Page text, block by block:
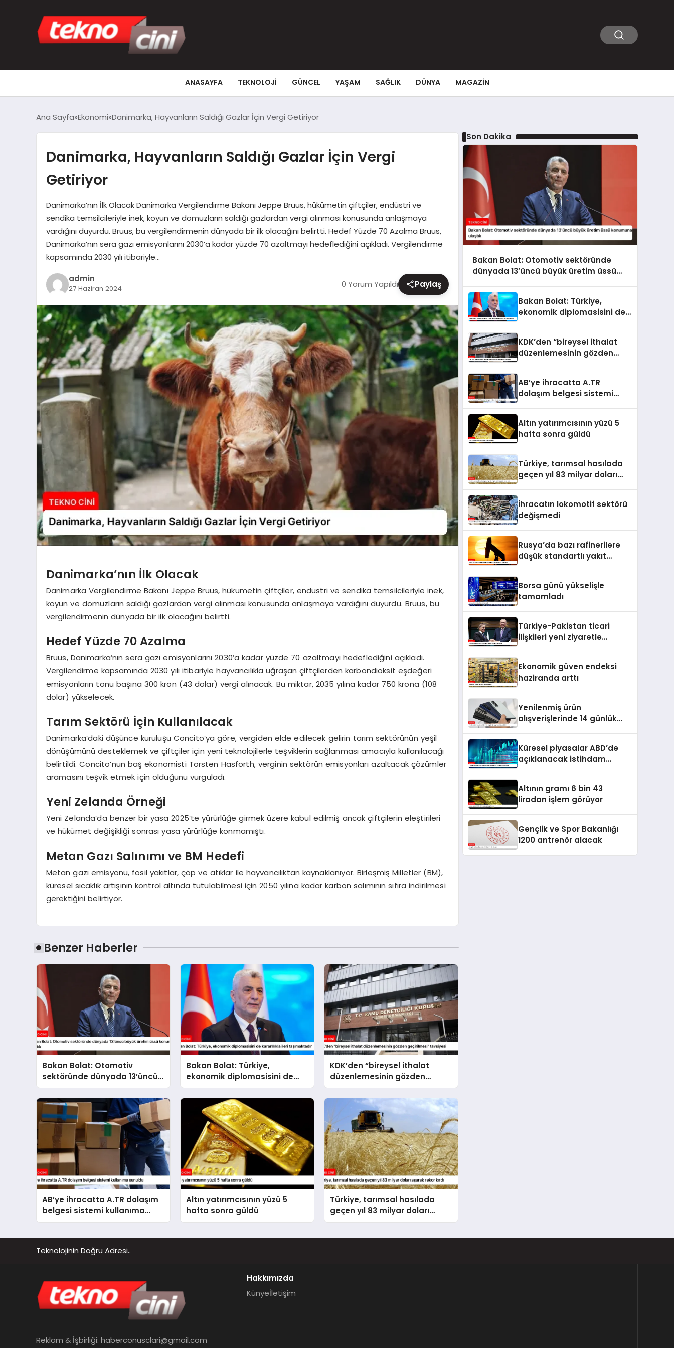
ANASAYFA TEKNOLOJI GÜNCEL YAŞAM SAĞLIK DÜNYA MAGAZIN
Ana Sayfa Ekonomi Danimarka, Hayvanların Saldığı Gazlar İçin Vergi Getiriyor
Danimarka, Hayvanların Saldığı Gazlar İçin Vergi
Getiriyor
Danimarka’nın İlk Olacak Danimarka Vergilendirme Bakanı Jeppe Bruus, hükümetin çiftçiler, endüstri ve
sendika temsilcileriyle inek, koyun ve domuzların saldığı gazlardan vergi alınması konusunda anlaşmaya
vardığını duyurdu. Bruus, bu vergilendirmenin dünyada bir ilk olacağını belirtti. Hedef Yüzde 70 Azalma Bruus,
Danimarka’nın sera gazı emisyonlarını 2030’a kadar yüzde 70 azaltmayı hedeflediğini açıkladı. Vergilendirme
kapsamında 2030 yılı itibariyle…
admin
27 Haziran 2024 0 Yorum Yapıldı Paylaş
Danimarka’nın İlk Olacak
Danimarka Vergilendirme Bakanı Jeppe Bruus, hükümetin çiftçiler, endüstri ve sendika temsilcileriyle inek,
koyun ve domuzların saldığı gazlardan vergi alınması konusunda anlaşmaya vardığını duyurdu. Bruus, bu
vergilendirmenin dünyada bir ilk olacağını belirtti.
Hedef Yüzde 70 Azalma
Bruus, Danimarka’nın sera gazı emisyonlarını 2030’a kadar yüzde 70 azaltmayı hedeflediğini açıkladı.
Vergilendirme kapsamında 2030 yılı itibariyle hayvancılıkla uğraşan çiftçilerden karbondioksit eşdeğeri
emisyonların tonu başına 300 kron (43 dolar) vergi alınacak. Bu miktar, 2035 yılına kadar 750 krona (108
dolar) yükselecek.
Tarım Sektörü İçin Kullanılacak
Danimarka’daki düşünce kuruluşu Concito’ya göre, vergiden elde edilecek gelirin tarım sektörünün yeşil
dönüşümünü desteklemek ve çiftçiler için yeni teknolojilerle teşviklerin sağlanması amacıyla kullanılacağı
belirtildi. Concito’nun baş ekonomisti Torsten Hasforth, verginin sektörün emisyonları azaltacak çözümler
aramasını teşvik etmek için olduğunu vurguladı.
Yeni Zelanda Örneği
Yeni Zelanda’da benzer bir yasa 2025’te yürürlüğe girmek üzere kabul edilmiş ancak çiftçilerin eleştirileri
ve hükümet değişikliği sonrası yasa yürürlüğe konmamıştı.
Metan Gazı Salınımı ve BM Hedefi
Metan gazı emisyonu, fosil yakıtlar, çöp ve atıklar ile hayvancılıktan kaynaklanıyor. Birleşmiş Milletler (BM),
küresel sıcaklık artışının kontrol altında tutulabilmesi için 2050 yılına kadar karbon salımının sıfıra indirilmesi
gerektiğini belirtiyor.
Benzer Haberler
Bakan Bolat: Otomotiv
sektöründe dünyada 13’üncü
büyük üretim üssü konumuna
ulaştık
Bakan Bolat: Türkiye,
ekonomik diplomasisini de
kararlılıkla ileri taşımaktadır
KDK’den “bireysel ithalat
düzenlemesinin gözden
geçirilmesi” tavsiyesi
AB’ye ihracatta A.TR dolaşım
belgesi sistemi kullanıma
sunuldu
Altın yatırımcısının yüzü 5
hafta sonra güldü
Türkiye, tarımsal hasılada
geçen yıl 83 milyar doları
aşarak rekor kırdı
Son Dakika
Bakan Bolat: Otomotiv sektöründe
dünyada 13’üncü büyük üretim üssü
Bakan Bolat: Türkiye,
ekonomik diplomasisini de
KDK’den “bireysel ithalat
düzenlemesinin gözden
AB’ye ihracatta A.TR
dolaşım belgesi sistemi
Altın yatırımcısının yüzü 5
hafta sonra güldü
Türkiye, tarımsal hasılada
geçen yıl 83 milyar doları
İhracatın lokomotif sektörü
değişmedi
Rusya’da bazı rafinerilere
düşük standartlı yakıt
Borsa günü yükselişle
tamamladı
Türkiye-Pakistan ticari
ilişkileri yeni ziyaretle
Ekonomik güven endeksi
haziranda arttı
Yenilenmiş ürün
alışverişlerinde 14 günlük
Küresel piyasalar ABD’de
açıklanacak istihdam
Altının gramı 6 bin 43
liradan işlem görüyor
Gençlik ve Spor Bakanlığı
1200 antrenör alacak
Teknolojinin Doğru Adresi..
Reklam & İşbirliği: haberconusclari@gmail.com
Hakkımızda
Künyeİletişim